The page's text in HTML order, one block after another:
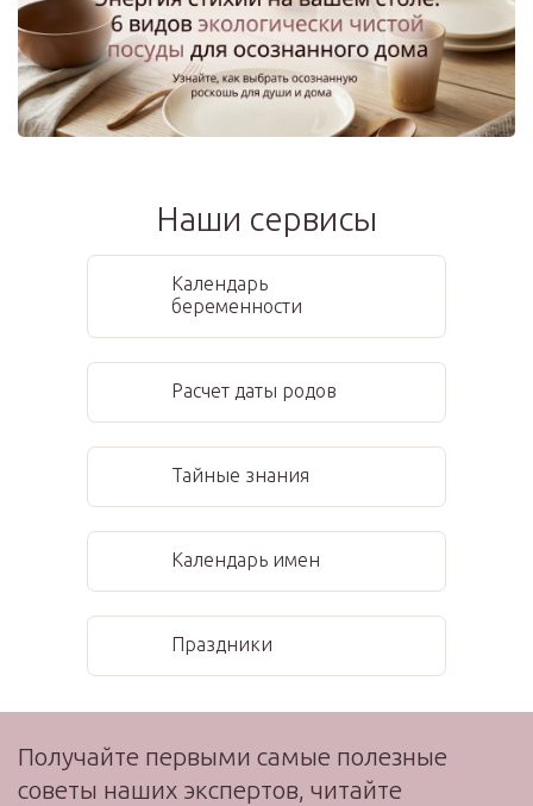
Наши сервисы
Календарь
беременности
Расчет даты родов
Тайные знания
Календарь имен
Праздники
Получайте первыми самые полезные
советы наших экспертов, читайте